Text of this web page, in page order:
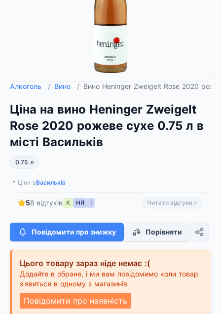
Алкоголь / Вино / Вино Heninger Zweigelt Rose 2020
Ціна на вино Heninger Zweigelt
Rose 2020 рожеве сухе 0.75 л в
місті Васильків
0.75 л
📍 Ціни вВасильків
58 відгуків К НЯ І Читати відгуки
Повідомити про знижку Порівняти
Цього товару зараз ніде немає :(
Додайте в обране, і ми вам повідомимо коли товар
з'явиться в одному з магазинів
Повідомити про наявність